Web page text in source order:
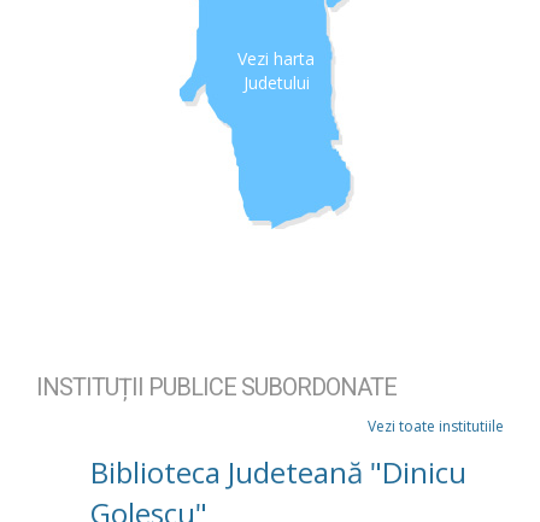
Vezi harta
Judetului
INSTITUȚII PUBLICE SUBORDONATE
Vezi toate institutiile
Biblioteca Judeteană "Dinicu
Golescu"